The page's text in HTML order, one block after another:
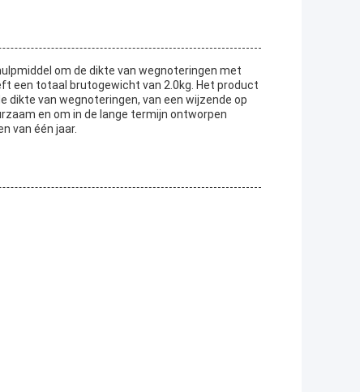
om de dikte van wegnoteringen met
een totaal brutogewicht van 2.0kg. Het product
dikte van wegnoteringen, van een wijzende op
en om in de lange termijn ontworpen
van één jaar.